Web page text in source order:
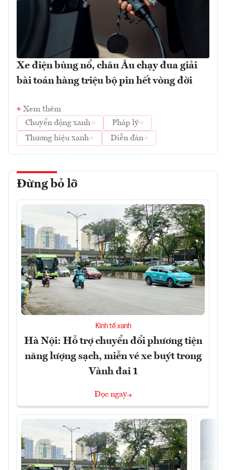
Xe điện bùng nổ, châu Âu chạy đua giải
bài toán hàng triệu bộ pin hết vòng đời
Xem thêm
Chuyển động xanh
Pháp lý
Thương hiệu xanh
Diễn đàn
Đừng bỏ lỡ
Kinh tế xanh
Hà Nội: Hỗ trợ chuyển đổi phương tiện
năng lượng sạch, miễn vé xe buýt trong
Vành đai 1
Đọc ngay